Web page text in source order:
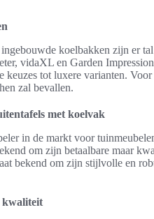
koelbakken zijn er
vidaXL en Garden
keuzes tot luxere varianten.
zal bevallen.
met koelvak
in de markt voor
om zijn betaalbare maar
bekend om zijn stijlvolle en
kwaliteit